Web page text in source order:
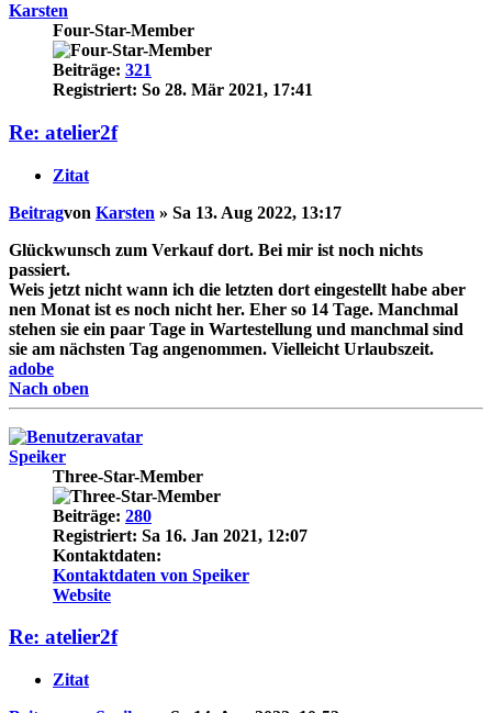
Karsten
Four-Star-Member
Beiträge: 321
Registriert: So 28. Mär 2021, 17:41
Re: atelier2f
Zitat
Beitragvon Karsten » Sa 13. Aug 2022, 13:17
Glückwunsch zum Verkauf dort. Bei mir ist noch nichts
passiert.
Weis jetzt nicht wann ich die letzten dort eingestellt habe aber
nen Monat ist es noch nicht her. Eher so 14 Tage. Manchmal
stehen sie ein paar Tage in Wartestellung und manchmal sind
sie am nächsten Tag angenommen. Vielleicht Urlaubszeit.
adobe
Nach oben
Speiker
Three-Star-Member
Beiträge: 280
Registriert: Sa 16. Jan 2021, 12:07
Kontaktdaten:
Kontaktdaten von Speiker
Website
Re: atelier2f
Zitat